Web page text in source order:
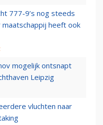
777-9’s nog steeds
heeft ook
mogelijk ontsnapt
Leipzig
vluchten naar